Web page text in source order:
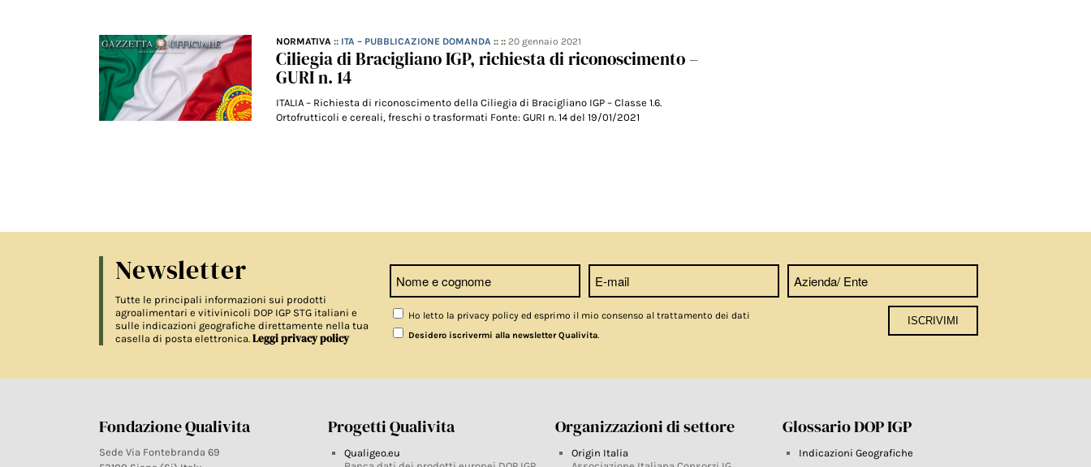
NORMATIVA :: ITA – PUBBLICAZIONE DOMANDA :: ::20 gennaio 2021
Ciliegia di Bracigliano IGP, richiesta di riconoscimento –
GURI n. 14
ITALIA – Richiesta di riconoscimento della Ciliegia di Bracigliano IGP – Classe 1.6.
Ortofrutticoli e cereali, freschi o trasformati Fonte: GURI n. 14 del 19/01/2021
Newsletter
Tutte le principali informazioni sui prodotti
agroalimentari e vitivinicoli DOP IGP STG italiani e
sulle indicazioni geografiche direttamente nella tua
casella di posta elettronica. Leggi privacy policy
Ho letto la privacy policy ed esprimo il mio consenso al trattamento dei dati
Desidero iscrivermi alla newsletter Qualivita.
Fondazione Qualivita
Sede Via Fontebranda 69
Progetti Qualivita
Qualigeo.eu
Organizzazioni di settore
Origin Italia
Glossario DOP IGP
Indicazioni Geografiche